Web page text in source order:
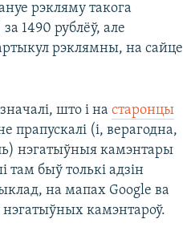
рэкляму такога
1490 рублёў, але
рэклямны, на сайце
што і на старонцы
прапускалі (і, верагодна,
нэгатыўныя камэнтары
быў толькі адзін
на мапах Google ва
нэгатыўных камэнтароў.